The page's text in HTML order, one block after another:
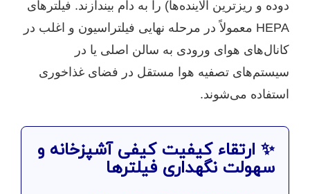
دوده و ریزترین آلاینده‌ها) را به دام بیندازند. فیلترهای
HEPA معمولاً در مرحله نهایی فیلتراسیون و اغلب در
کانال‌های هوای ورودی به سالن اصلی یا در
سیستم‌های تصفیه هوا مستقل در فضای غذاخوری
استفاده می‌شوند.
✨ ارتقاء کیفیت کیفی آشپزخانه و
سهولت نگهداری فیلترها